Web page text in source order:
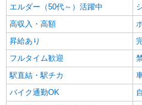
エルダー（50代～）活躍中
高収入・高額
昇給あり
フルタイム歓迎
駅直結・駅チカ
バイク通勤OK